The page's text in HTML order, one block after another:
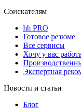
Соискателям
hh PRO
Готовое резюме
Все сервисы
Хочу у вас
Экспертная
Новости и статьи
Блог